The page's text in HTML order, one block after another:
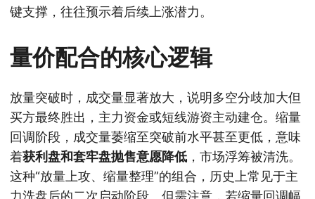
键支撑，往往预示着后续上涨潜力。
量价配合的核心逻辑
放量突破时，成交量显著放大，说明多空分歧加大但
买方最终胜出，主力资金或短线游资主动建仓。缩量
回调阶段，成交量萎缩至突破前水平甚至更低，意味
着获利盘和套牢盘抛售意愿降低 ，市场浮筹被清洗。
这种“放量上攻、缩量整理”的组合，历史上常见于主
力洗盘后的二次启动阶段。但需注意，若缩量回调幅